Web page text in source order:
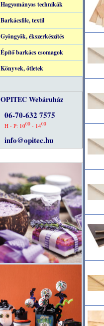
Hagyományos technikák
Barkácsfilc, textil
Gyöngyök, ékszerkészítés
Építő barkács csomagok
Könyvek, ötletek
OPITEC Webáruház
06-70-632 7575
H - P: 1000 - 1400
info@opitec.hu